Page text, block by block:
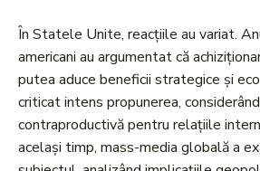
În Statele Unite, reacțiile au variat.
americani au argumentat că
putea aduce beneficii strategice și
criticat intens propunerea,
contraproductivă pentru relațiile
același timp, mass-media globală a